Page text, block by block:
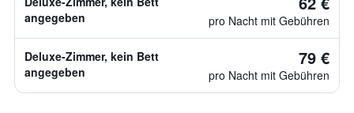
angegeben
pro Nacht mit Gebühren
Deluxe-Zimmer, kein Bett
angegeben
79 €
pro Nacht mit Gebühren